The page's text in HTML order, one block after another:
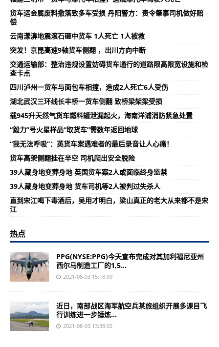
货车运金属废料撒落致多车受损 丹阳警方：责令肇事司机做好赔
偿
云南漾濞地震滚石砸中货车 1人死亡 1人被救
突发！京昆高速9轴货车侧翻 ，出川方向中断
交通运输部：整治违规设置妨碍货车通行的道路限高限宽设施和检
查卡点
四川泸州一货车与面包车相撞，造成2人死亡6人受伤
湖北武汉三环线长丰桥一货车侧翻 致桥梁架梁受损
载945升天然气货车燃料罐泄漏起火，海南洋浦消防紧急处置
“毅力”号火星样品“取货车”需数年返回地球
“我无法呼吸”：英货车案遇难者的最后录音让人心痛！
货车高架侧翻挂在半空 司机爬出安全脱险
39人藏身地变葬身地 英国货车案2人或面临终身监禁
39人藏身地变葬身地 货车司机等2人被判过失杀人
直到宋江喝下毒酒后，吴用才明白，梁山真正的老大从来都不是宋
江
热点
PPG(NYSE:PPG)今天宣布完成对其加利福尼亚州
西尔马制造工厂的1,5...
2021-08-03 15:18:09
近日，南部战区海军航空兵某旅组织开展多课目飞
行训练进一步锤炼...
2021-08-03 13:38:02